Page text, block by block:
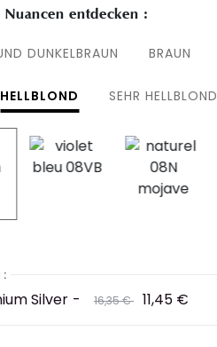
entdecken :
DUNKELBRAUN BRAUN
HELLBLOND SEHR HELLBLOND
:
Silver - Preis
16,35 €to11,45 €